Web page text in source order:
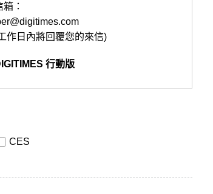
：
作日內將回覆您的來信)
行動版
CES